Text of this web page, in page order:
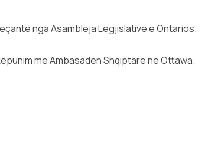
nga Asambleja Legjislative e Ontarios.
me Ambasaden Shqiptare në Ottawa.